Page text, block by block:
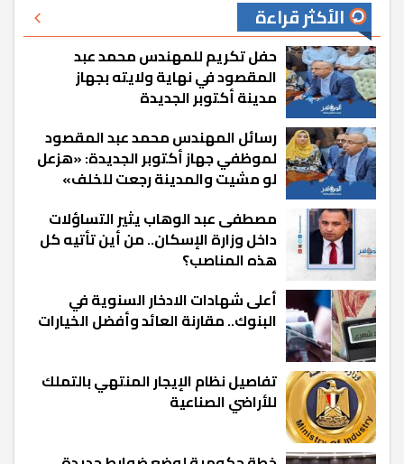
الأكثر قراءة
حفل تكريم للمهندس محمد عبد
المقصود في نهاية ولايته بجهاز
مدينة أكتوبر الجديدة
رسائل المهندس محمد عبد المقصود
لموظفي جهاز أكتوبر الجديدة: «هزعل
لو مشيت والمدينة رجعت للخلف»
مصطفى عبد الوهاب يثير التساؤلات
داخل وزارة الإسكان.. من أين تأتيه كل
هذه المناصب؟
أعلى شهادات الادخار السنوية في
البنوك.. مقارنة العائد وأفضل الخيارات
تفاصيل نظام الإيجار المنتهي بالتملك
للأراضي الصناعية